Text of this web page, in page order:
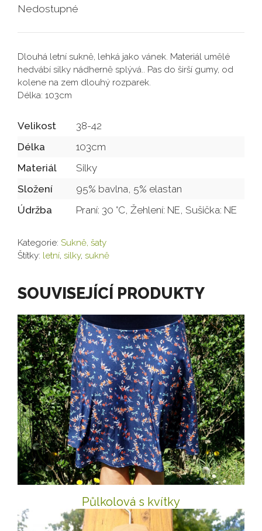
Nedostupné
Dlouhá letní sukně, lehká jako vánek. Materiál umělé
hedvábí silky nádherně splývá.. Pas do širší gumy, od
kolene na zem dlouhý rozparek.
Délka: 103cm
Velikost
38-42
Délka
103cm
Materiál
Silky
Složení
95% bavlna, 5% elastan
Údržba
Praní: 30 °C, Žehlení: NE, Sušička: NE
Kategorie: Sukně, šaty
Štítky: letní, silky, sukně
SOUVISEJÍCÍ PRODUKTY
Půlkolová s kvítky